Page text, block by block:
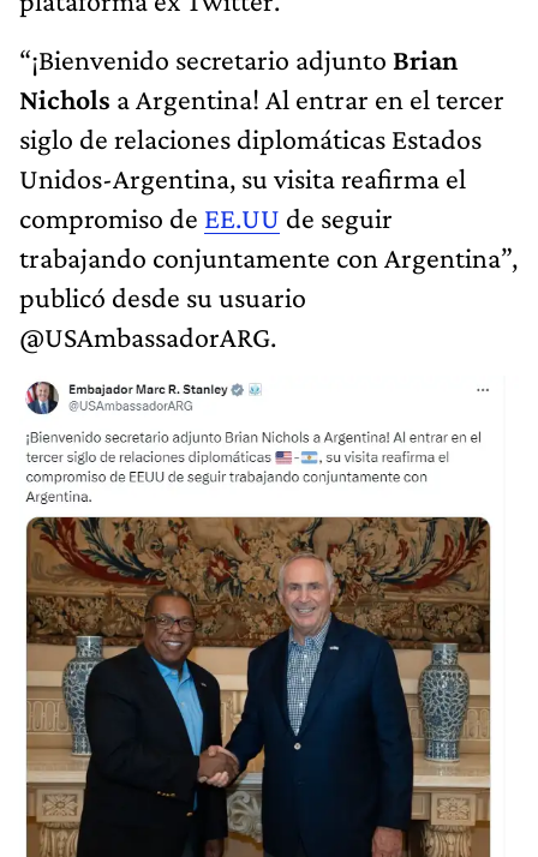
“¡Bienvenido secretario adjunto Brian
Nichols a Argentina! Al entrar en el tercer
siglo de relaciones diplomáticas Estados
Unidos-Argentina, su visita reafirma el
compromiso de EE.UU de seguir
trabajando conjuntamente con Argentina”,
publicó desde su usuario
@USAmbassadorARG.